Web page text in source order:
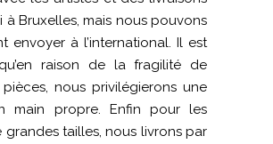
à Bruxelles, mais nous pouvons
envoyer à l’international. Il est
raison de la fragilité de
pièces, nous privilégierons une
main propre. Enfin pour les
grandes tailles, nous livrons par